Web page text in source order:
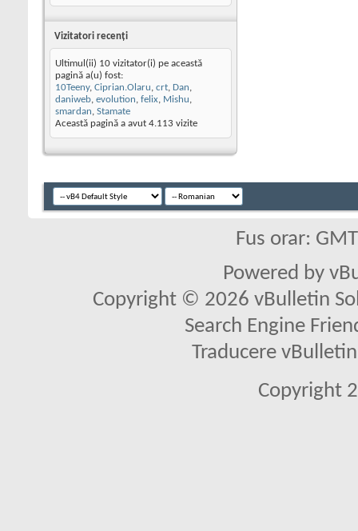
Vizitatori recenţi
Ultimul(ii) 10 vizitator(i) pe această
pagină a(u) fost:
10Teeny, Ciprian.Olaru, crt, Dan,
daniweb, evolution, felix, Mishu,
smardan, Stamate
Această pagină a avut 4.113 vizite
Fus orar:
Powered by
Copyright © 2026 vBulletin
Search Engine
Traducere
Copyright